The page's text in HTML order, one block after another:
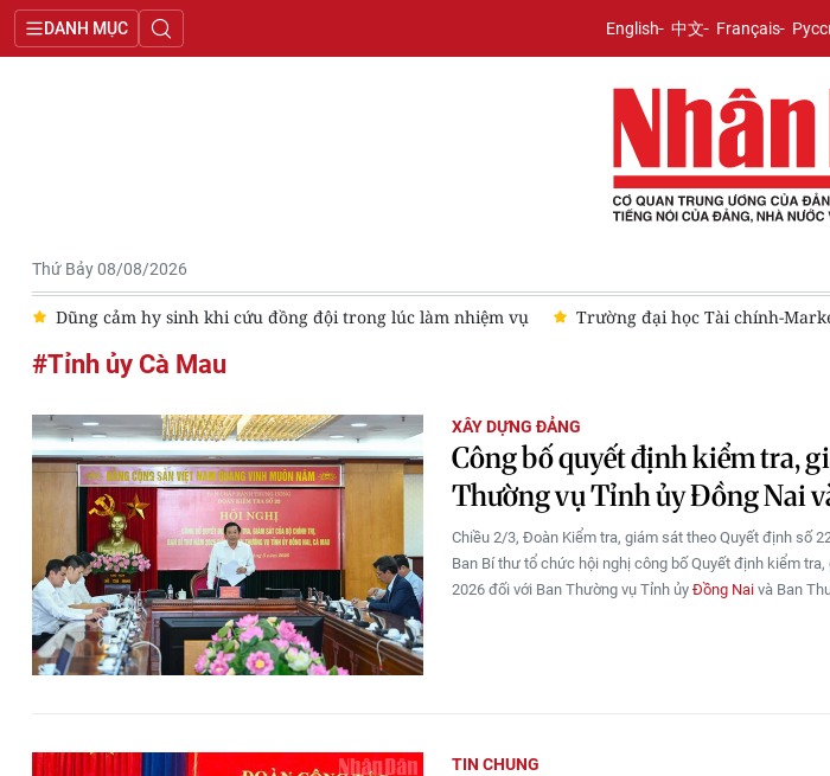
DANH MỤC English 中文 Français
Thứ Bảy 08/08/2026
vụ Trường đại học Tài chính-Marketing hướng tới Top 50 cơ sở giáo dục đại học hàng đầu Việt
#Tỉnh ủy Cà Mau
XÂY DỰNG ĐẢNG
Công bố quyết định kiểm tra,
Thường vụ Tỉnh ủy Đồng Nai
Chiều 2/3, Đoàn Kiểm tra, giám sát theo Quyết định số
Ban Bí thư tổ chức hội nghị công bố Quyết định kiểm
2026 đối với Ban Thường vụ Tỉnh ủy Đồng Nai và Ban
TIN CHUNG